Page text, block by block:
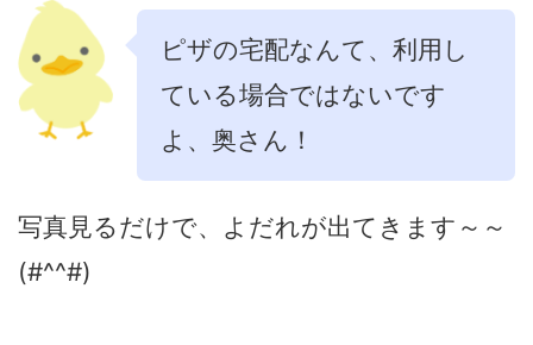
ピザの宅配なんて、利用し
ている場合ではないです
よ、奥さん！
写真見るだけで、よだれが出てきます～～
(#^^#)